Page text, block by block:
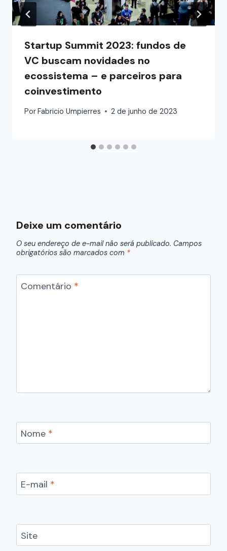
Startup Summit 2023: fundos de
VC buscam novidades no
ecossistema – e parceiros para
coinvestimento
PorFabricio Umpierres 2 de junho de 2023
Deixe um comentário
O seu endereço de e-mail não será publicado. Campos
obrigatórios são marcados com *
Comentário *
Nome *
E-mail *
Site